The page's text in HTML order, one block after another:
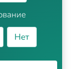
Нет